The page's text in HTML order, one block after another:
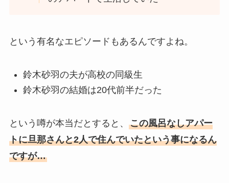
という有名なエピソードもあるんですよね。
鈴木砂羽の夫が高校の同級生
鈴木砂羽の結婚は20代前半だった
という噂が本当だとすると、 この風呂なしアパー
トに旦那さんと2人で住んでいたという事になるん
ですが…